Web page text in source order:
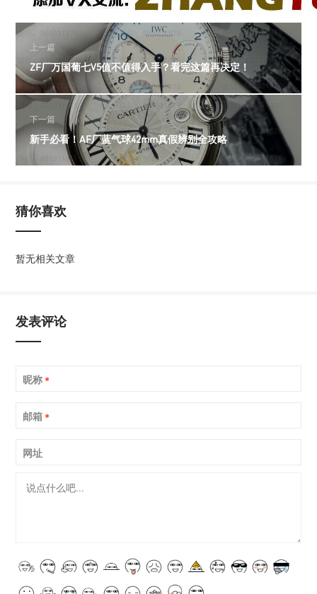
上一篇
ZF厂万国葡七V5值不值得入手？看完这篇再决定！
下一篇
新手必看！AF厂蓝气球42mm真假辨别全攻略
猜你喜欢
暂无相关文章
发表评论
昵称 *
邮箱 *
网址